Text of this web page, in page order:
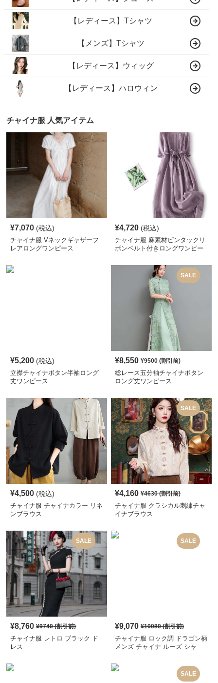
【レディース】Tシャツ
【メンズ】Tシャツ
【レディース】ウィッグ
【レディース】ハロウィン
チャイナ服 人気アイテム
¥7,070 (税込)
チャイナ服 Vネックギャザーフ
レアロングワンピース
¥4,720 (税込)
チャイナ服 麻素材ピンタックリ
ボンベルト付きロングワンピー
¥5,200 (税込)
立襟チャイナボタン半袖ロング
丈ワンピース
SALE
¥8,550 ¥9500(割引前)
総レース五分袖チャイナボタン
ロング丈ワンピース
¥4,500 (税込)
チャイナ服 チャイナカラー リネ
ンブラウス
SALE
¥4,160 ¥4630(割引前)
チャイナ服 クラシカル刺繍チャ
イナブラウス
SALE
¥8,760 ¥9740(割引前)
チャイナ服 レトロ ブラック ド
レス
SALE
¥9,070 ¥10080(割引前)
チャイナ服 ロック調 ドラゴン柄
メンズ チャイナ ルーズ シャ
SALE